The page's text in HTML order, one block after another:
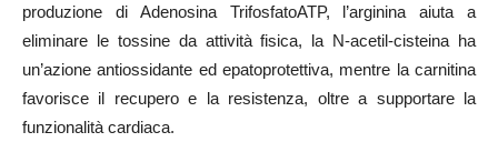
produzione di Adenosina TrifosfatoATP, l’arginina aiuta a
eliminare le tossine da attività fisica, la N-acetil-cisteina ha
un’azione antiossidante ed epatoprotettiva, mentre la carnitina
favorisce il recupero e la resistenza, oltre a supportare la
funzionalità cardiaca.